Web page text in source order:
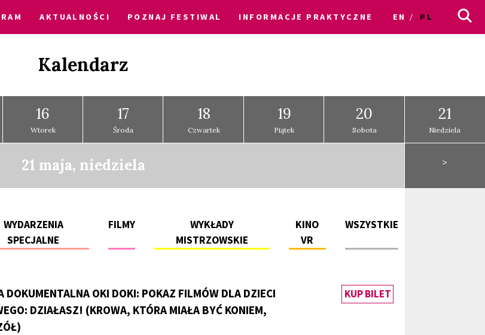
AKTUALNOŚCI POZNAJ FESTIWAL INFORMACJE PRAKTYCZNE EN PL
Kalendarz
16
Wtorek
17
Środa
18
Czwartek
19
Piątek
20
Sobota
21
Niedziela
21 maja, niedziela >
WYDARZENIA
SPECJALNE
FILMY
WYKŁADY
MISTRZOWSKIE
KINO
VR
WSZYSTKIE
DOKUMENTALNA OKI DOKI: POKAZ FILMÓW DLA DZIECI
DZIAŁASZ! (KROWA, KTÓRA MIAŁA BYĆ KONIEM,
KUP BILET